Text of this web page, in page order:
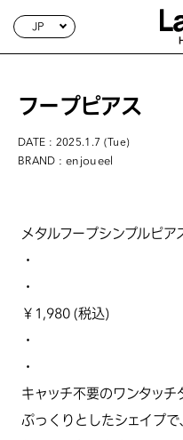
JP
フープピアス
DATE : 2025.1.7 (Tue)
BRAND : enjoueel
メタルフープシンプルピア
・
・
￥1,980 (税込)
・
・
キャッチ不要のワンタッチ
ぷっくりとしたシェイプ